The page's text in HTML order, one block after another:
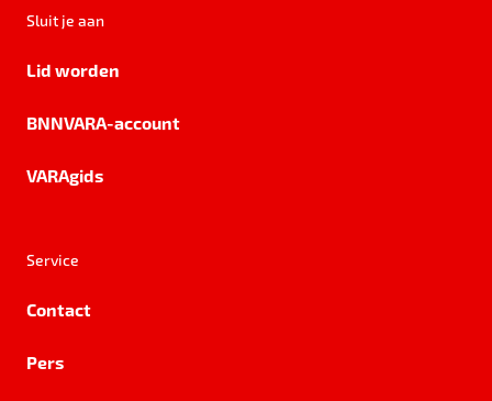
Sluit je aan
Lid worden
BNNVARA-account
VARAgids
Service
Contact
Pers